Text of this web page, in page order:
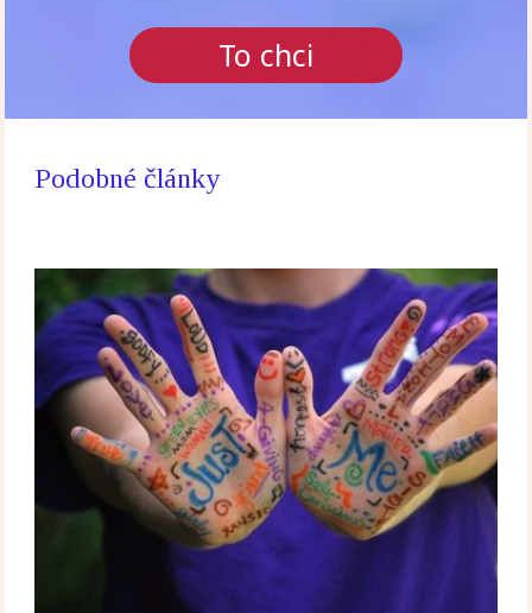
To chci
Podobné články